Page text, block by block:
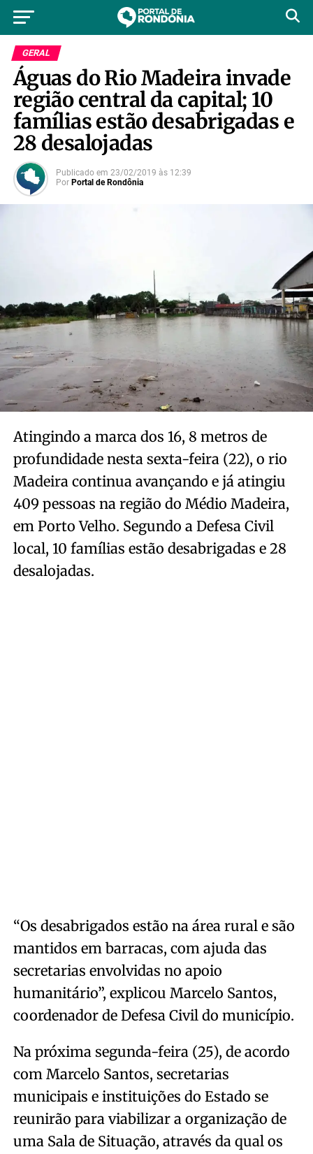
GERAL
Águas do Rio Madeira invade
região central da capital; 10
famílias estão desabrigadas e
28 desalojadas
Publicado em 23/02/2019 às 12:39
Por Portal de Rondônia
Atingindo a marca dos 16, 8 metros de
profundidade nesta sexta-feira (22), o rio
Madeira continua avançando e já atingiu
409 pessoas na região do Médio Madeira,
em Porto Velho. Segundo a Defesa Civil
local, 10 famílias estão desabrigadas e 28
desalojadas.
“Os desabrigados estão na área rural e são
mantidos em barracas, com ajuda das
secretarias envolvidas no apoio
humanitário”, explicou Marcelo Santos,
coordenador de Defesa Civil do município.
Na próxima segunda-feira (25), de acordo
com Marcelo Santos, secretarias
municipais e instituições do Estado se
reunirão para viabilizar a organização de
uma Sala de Situação, através da qual os